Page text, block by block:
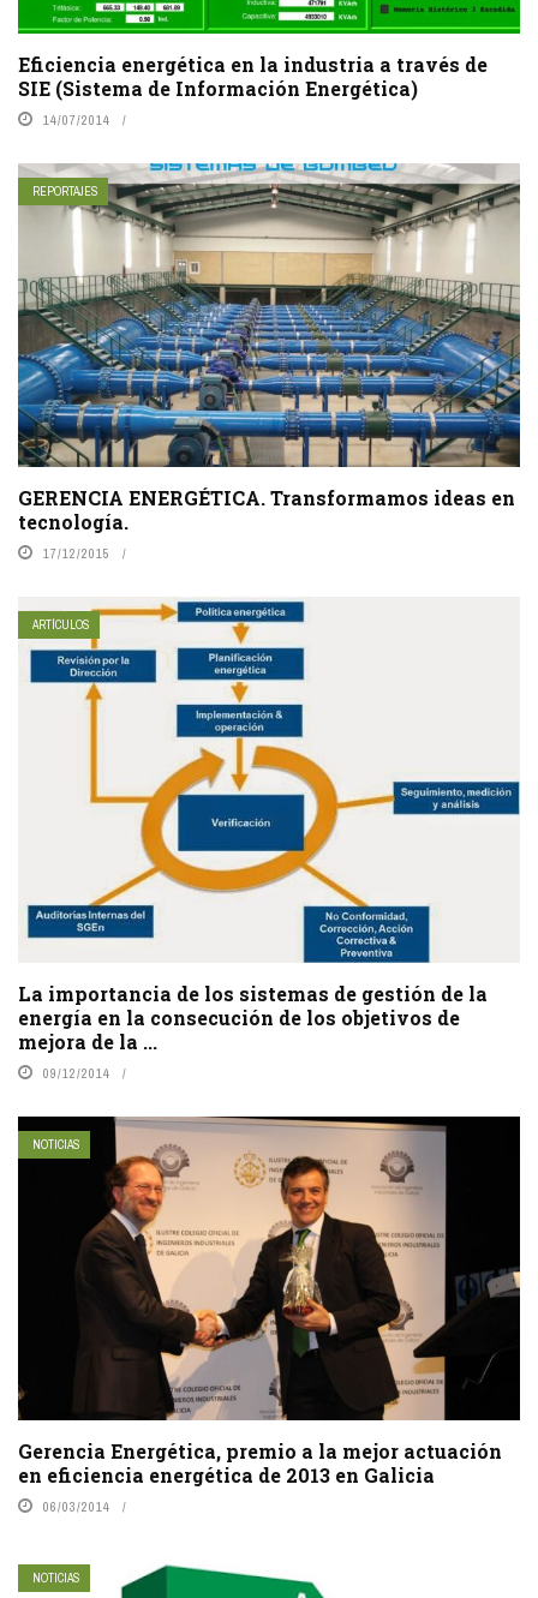
Eficiencia energética en la industria a través de
SIE (Sistema de Información Energética)
14/07/2014
REPORTAJES
GERENCIA ENERGÉTICA. Transformamos ideas en
tecnología.
17/12/2015
ARTÍCULOS
La importancia de los sistemas de gestión de la
energía en la consecución de los objetivos de
mejora de la ...
09/12/2014
NOTICIAS
Gerencia Energética, premio a la mejor actuación
en eficiencia energética de 2013 en Galicia
06/03/2014
NOTICIAS